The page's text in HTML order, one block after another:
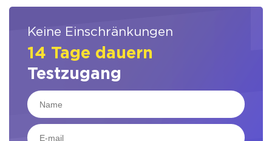
Keine Einschränkungen
14 Tage dauern
Testzugang